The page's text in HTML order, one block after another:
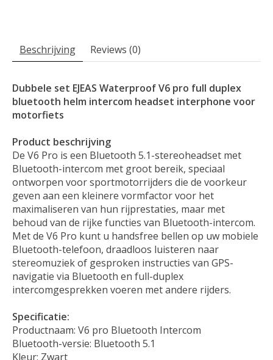
Beschrijving Reviews (0)
Dubbele set EJEAS Waterproof V6 pro full duplex
bluetooth helm intercom headset interphone voor
motorfiets
Product beschrijving
De V6 Pro is een Bluetooth 5.1-stereoheadset met
Bluetooth-intercom met groot bereik, speciaal
ontworpen voor sportmotorrijders die de voorkeur
geven aan een kleinere vormfactor voor het
maximaliseren van hun rijprestaties, maar met
behoud van de rijke functies van Bluetooth-intercom.
Met de V6 Pro kunt u handsfree bellen op uw mobiele
Bluetooth-telefoon, draadloos luisteren naar
stereomuziek of gesproken instructies van GPS-
navigatie via Bluetooth en full-duplex
intercomgesprekken voeren met andere rijders.
Specificatie:
Productnaam: V6 pro Bluetooth Intercom
Bluetooth-versie: Bluetooth 5.1
Kleur: Zwart